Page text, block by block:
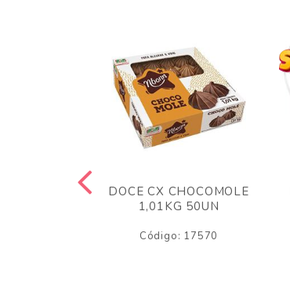
DOCE CX CHOCOMOLE
1,01KG 50UN
Código: 17570